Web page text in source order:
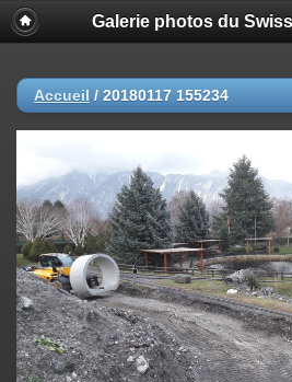
Galerie photos du
Accueil / 20180117 155234